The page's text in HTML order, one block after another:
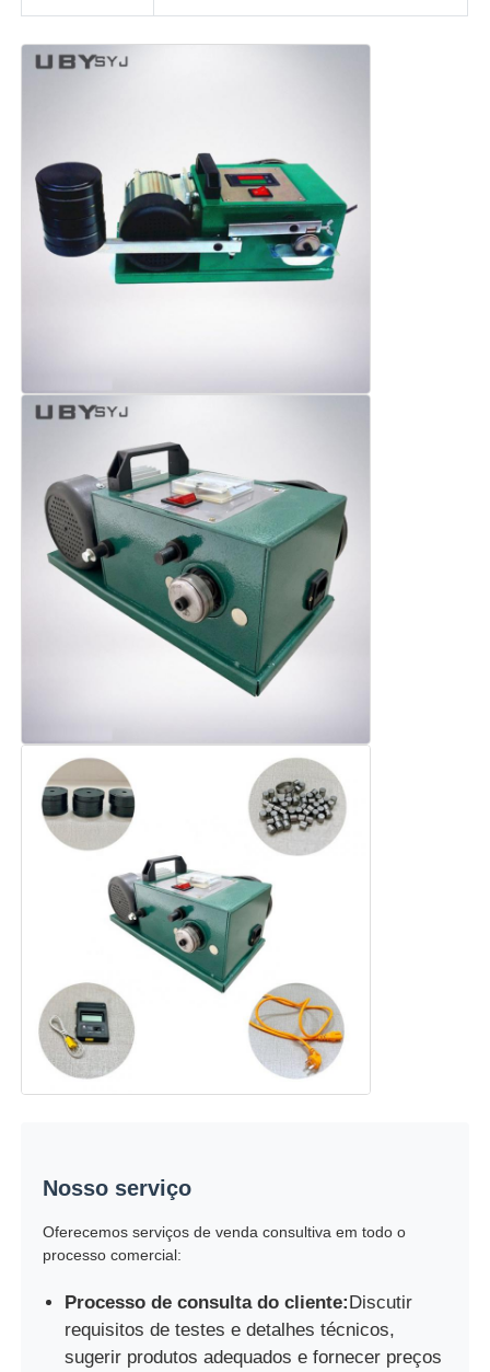
Nosso serviço
Oferecemos serviços de venda consultiva em todo o
processo comercial:
Processo de consulta do cliente:Discutir
requisitos de testes e detalhes técnicos,
sugerir produtos adequados e fornecer preços